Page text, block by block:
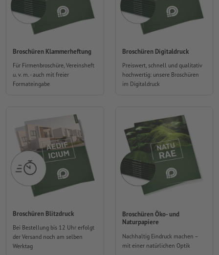
Broschüren Klammerheftung
Für Firmenbroschüre, Vereinsheft
u. v. m. - auch mit freier
Formateingabe
Broschüren Digitaldruck
Preiswert, schnell und qualitativ
hochwertig: unsere Broschüren
im Digitaldruck
Broschüren Blitzdruck
Bei Bestellung bis 12 Uhr erfolgt
der Versand noch am selben
Werktag
Broschüren Öko- und
Naturpapiere
Nachhaltig Eindruck machen –
mit einer natürlichen Optik